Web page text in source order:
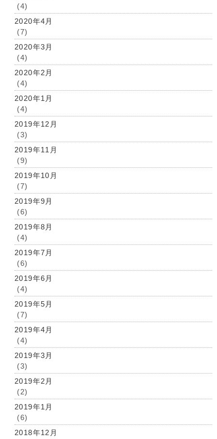
(4)
2020年4月
(7)
2020年3月
(4)
2020年2月
(4)
2020年1月
(4)
2019年12月
(3)
2019年11月
(9)
2019年10月
(7)
2019年9月
(6)
2019年8月
(4)
2019年7月
(6)
2019年6月
(4)
2019年5月
(7)
2019年4月
(4)
2019年3月
(3)
2019年2月
(2)
2019年1月
(6)
2018年12月